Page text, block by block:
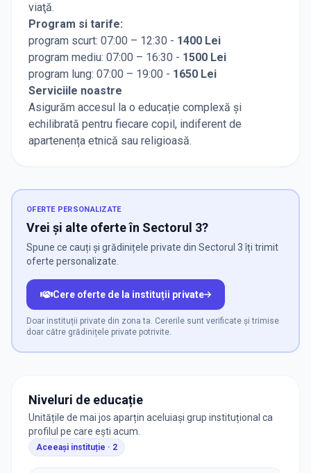
viaţă.
Program si tarife:
program scurt: 07:00 – 12:30 - 1400 Lei
program mediu: 07:00 – 16:30 - 1500 Lei
program lung: 07:00 – 19:00 - 1650 Lei
Serviciile noastre
Asigurăm accesul la o educație complexă și
echilibrată pentru fiecare copil, indiferent de
apartenența etnică sau religioasă.
OFERTE PERSONALIZATE
Vrei și alte oferte în Sectorul 3?
Spune ce cauți și grădinițele private din Sectorul 3 îți trimit
oferte personalizate.
Cere oferte de la instituții private
Doar instituții private din zona ta. Cererile sunt verificate și trimise
doar către grădinițele private potrivite.
Niveluri de educație
Unitățile de mai jos aparțin aceluiași grup instituțional ca
profilul pe care ești acum.
Aceeași instituție · 2